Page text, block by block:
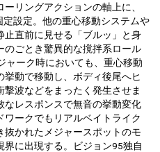
リングアクションの軸上に、
定設定。他の重心移動システムや
直前に見せる「ブルッ」と身
のごとき驚異的な撹拌系ロール
ャーク時においても、重心移動
動で移動し、ボディ後尾へヒ
波などをまったく発生させま
レスポンスで無音の挙動変化
ークでもリアルベイトライク
かれたメジャースポットのモ
界に出現する。ビジョン95独自